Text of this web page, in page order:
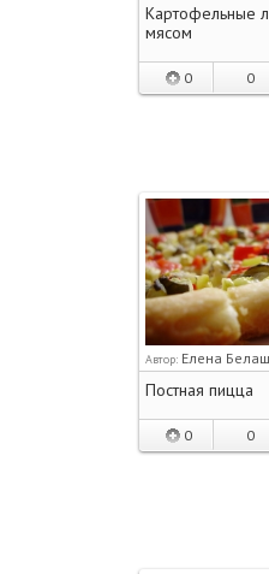
Картофельные
мясом
0 0
Автор: Елена
Постная пицца
0 0